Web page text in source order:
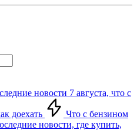
новости 7 августа, что с
доехать
Что с бензином
новости, где купить,